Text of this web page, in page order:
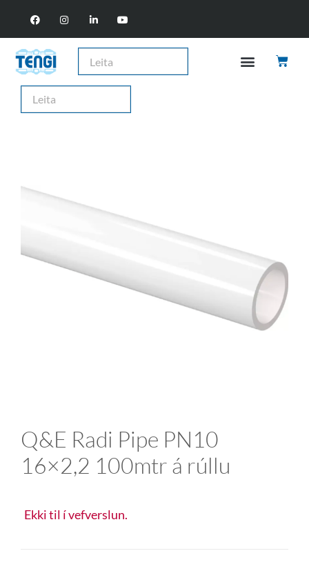
Q&E Radi Pipe PN10
16×2,2 100mtr á rúllu
Ekki til í vefverslun.